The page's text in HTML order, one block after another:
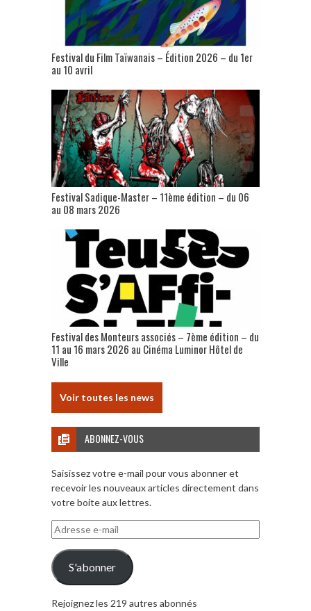
Festival du Film Taïwanais – Édition 2026 – du 1er
au 10 avril
Festival Sadique-Master – 11ème édition – du 06
au 08 mars 2026
Festival des Monteurs associés – 7ème édition – du
11 au 16 mars 2026 au Cinéma Luminor Hôtel de
Ville
Voir toutes les news
ABONNEZ-VOUS
Saisissez votre e-mail pour vous abonner et
recevoir les nouveaux articles directement dans
votre boite aux lettres.
Adresse
e-
mail
S'abonner
Rejoignez les 219 autres abonnés